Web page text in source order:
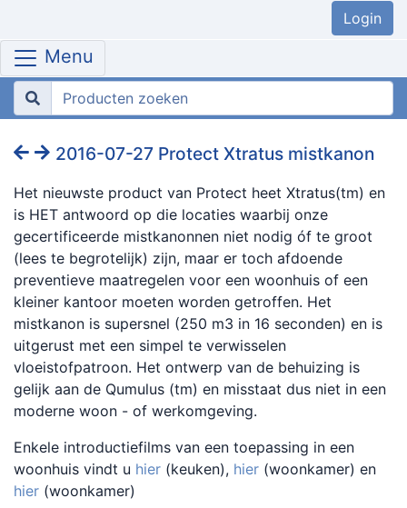
Menu
2016-07-27 Protect Xtratus mistkanon
Het nieuwste product van Protect heet Xtratus(tm) en
is HET antwoord op die locaties waarbij onze
gecertificeerde mistkanonnen niet nodig óf te groot
(lees te begrotelijk) zijn, maar er toch afdoende
preventieve maatregelen voor een woonhuis of een
kleiner kantoor moeten worden getroffen. Het
mistkanon is supersnel (250 m3 in 16 seconden) en is
uitgerust met een simpel te verwisselen
vloeistofpatroon. Het ontwerp van de behuizing is
gelijk aan de Qumulus (tm) en misstaat dus niet in een
moderne woon - of werkomgeving.
Enkele introductiefilms van een toepassing in een
woonhuis vindt u hier (keuken), hier (woonkamer) en
hier (woonkamer)